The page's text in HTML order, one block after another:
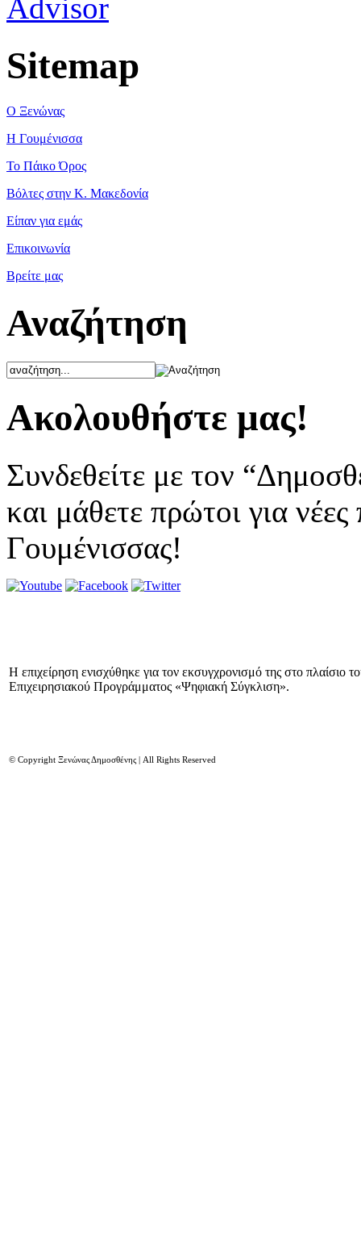
Sitemap
Ο Ξενώνας
Η Γουμένισσα
Το Πάικο Όρος
Βόλτες στην Κ. Μακεδονία
Είπαν για εμάς
Επικοινωνία
Βρείτε μας
Αναζήτηση
Ακολουθήστε μας!
Συνδεθείτε με τον
και μάθετε πρώτοι για
Γουμένισσας!
Η επιχείρηση ενισχύθηκε για τον εκσυγχρονισμό της στο πλαίσιο
Επιχειρησιακού Προγράμματος «Ψηφιακή Σύγκλιση».
© Copyright Ξενώνας Δημοσθένης | All Rights Reserved